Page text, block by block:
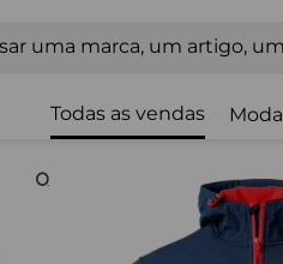
Todas as vendas Moda